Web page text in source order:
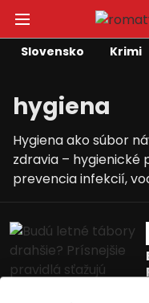
Slovensko Krimi
hygiena
Hygiena ako súbor
zdravia – hygienické
prevencia infekcií,